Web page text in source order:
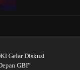
Gelar Diskusi
GBI”